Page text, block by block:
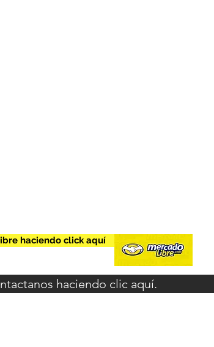
haciendo click aquí
haciendo clic aquí.